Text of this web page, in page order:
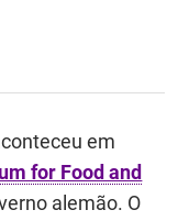
em
for Food and
alemão. O